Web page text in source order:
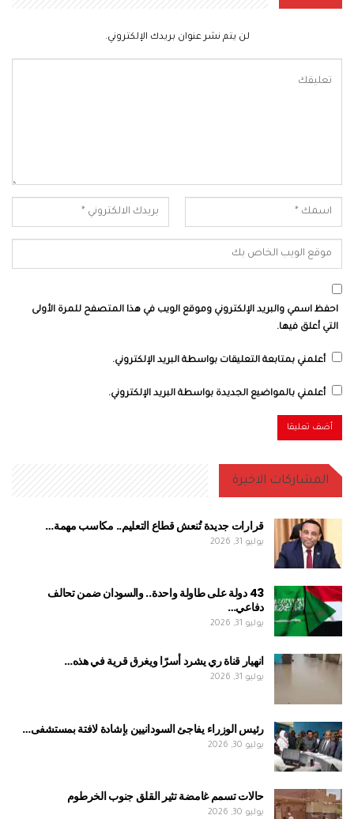
لن يتم نشر عنوان بريدك الإلكتروني.
احفظ اسمي والبريد الإلكتروني وموقع الويب في هذا المتصفح للمرة الأولى
التي أعلق فيها.
أعلمني بمتابعة التعليقات بواسطة البريد الإلكتروني.
أعلمني بالمواضيع الجديدة بواسطة البريد الإلكتروني.
المشاركات الاخيرة
قرارات جديدة تُنعش قطاع التعليم.. مكاسب مهمة…
يوليو 31, 2026
43 دولة على طاولة واحدة.. والسودان ضمن تحالف
دفاعي…
يوليو 31, 2026
انهيار قناة ري يشرد أسرًا ويغرق قرية في هذه…
يوليو 31, 2026
رئيس الوزراء يفاجئ السودانيين بإشادة لافتة بمستشفى…
يوليو 30, 2026
حالات تسمم غامضة تثير القلق جنوب الخرطوم
يوليو 30, 2026